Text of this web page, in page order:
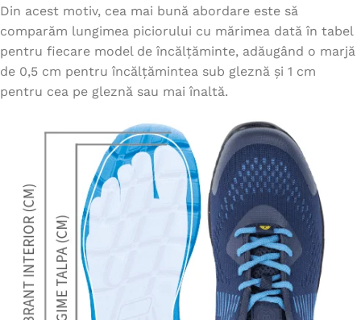
Din acest motiv, cea mai bună abordare este să
comparăm lungimea piciorului cu mărimea dată în tabel
pentru fiecare model de încălțăminte, adăugând o marjă
de 0,5 cm pentru încălțămintea sub gleznă și 1 cm
pentru cea pe gleznă sau mai înaltă.